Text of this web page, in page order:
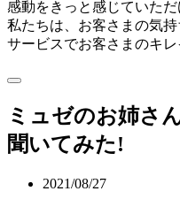
感動をきっと感じていた
私たちは、お客さまの気
サービスでお客さまのキレ
ミュゼのお姉さ
聞いてみた!
2021/08/27